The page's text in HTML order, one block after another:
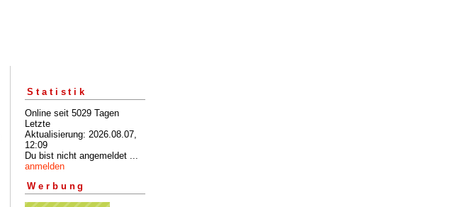
Statistik
Online seit 5029 Tagen
Letzte
Aktualisierung: 2026.08.07,
12:09
Du bist nicht angemeldet ...
anmelden
Werbung